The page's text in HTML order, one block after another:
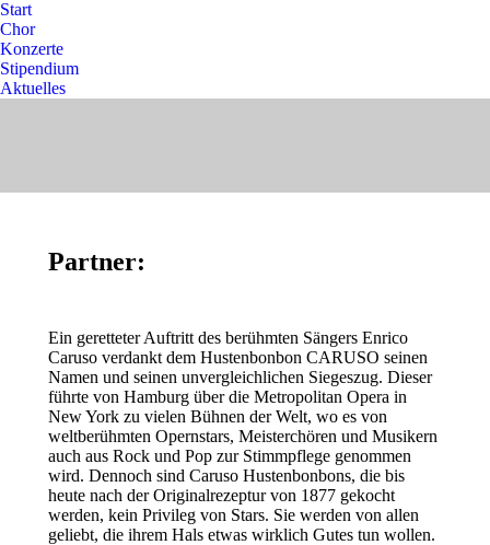
Start
Chor
Konzerte
Stipendium
Aktuelles
Partner:
Ein geretteter Auftritt des berühmten Sängers Enrico
Caruso verdankt dem Hustenbonbon CARUSO seinen
Namen und seinen unvergleichlichen Siegeszug. Dieser
führte von Hamburg über die Metropolitan Opera in
New York zu vielen Bühnen der Welt, wo es von
weltberühmten Opernstars, Meisterchören und Musikern
auch aus Rock und Pop zur Stimmpflege genommen
wird. Dennoch sind Caruso Hustenbonbons, die bis
heute nach der Originalrezeptur von 1877 gekocht
werden, kein Privileg von Stars. Sie werden von allen
geliebt, die ihrem Hals etwas wirklich Gutes tun wollen.